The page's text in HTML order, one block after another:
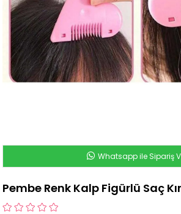
Whatsapp ile Sipariş
Pembe Renk Kalp Figürlü Saç